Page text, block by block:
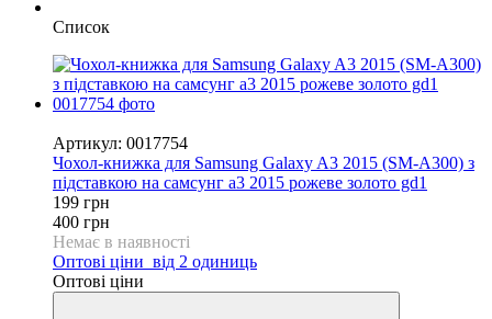
Список
Артикул: 0017754
Чохол-книжка для Samsung Galaxy A3 2015 (SM-A300) з
підставкою на самсунг а3 2015 рожеве золото gd1
199 грн
400 грн
Немає в наявності
Оптові ціни від 2 одиниць
Оптові ціни